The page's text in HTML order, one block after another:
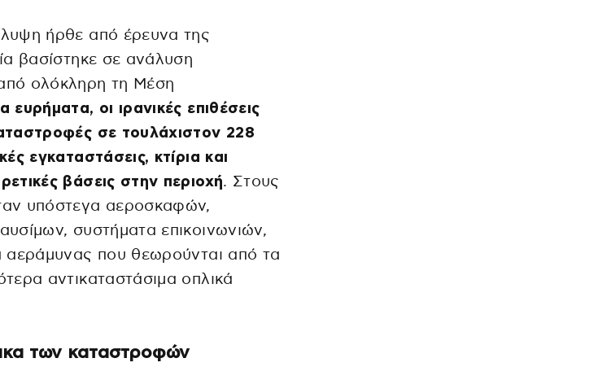
ήρθε από έρευνα της
βασίστηκε σε ανάλυση
ολόκληρη τη Μέση
οι ιρανικές επιθέσεις
σε τουλάχιστον 228
εγκαταστάσεις, κτίρια και
βάσεις στην περιοχή. Στους
υπόστεγα αεροσκαφών,
συστήματα επικοινωνιών,
αεράμυνας που θεωρούνται από τα
αντικαταστάσιμα οπλικά
των καταστροφών